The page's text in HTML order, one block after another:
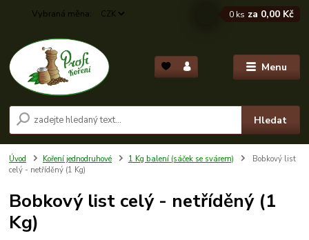
Menu
CZK
Hledat
0 ks za 0,00 Kč
Úvod Koření jednodruhové 1 Kg balení (sáček se svárem)
Bobkový list
celý - netříděný (1 Kg)
Bobkový list celý - netříděný (1
Kg)